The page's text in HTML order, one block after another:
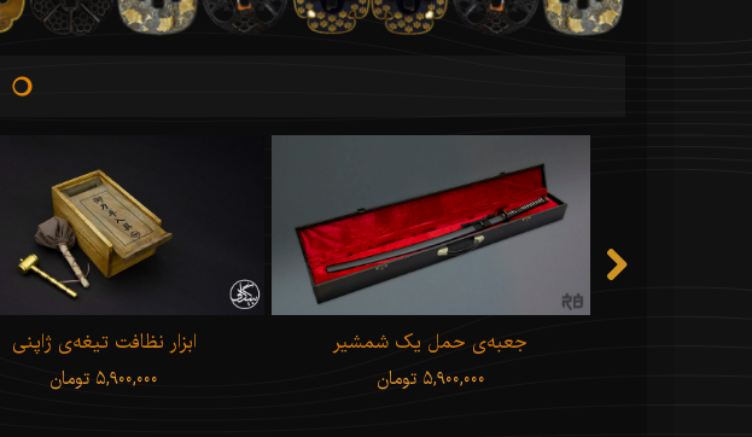
ابزار نظافت تیغه‌ی ژاپنی
۵,۹۰۰,۰۰۰ تومان
جعبه‌ی حمل یک شمشیر
۵,۹۰۰,۰۰۰ تومان